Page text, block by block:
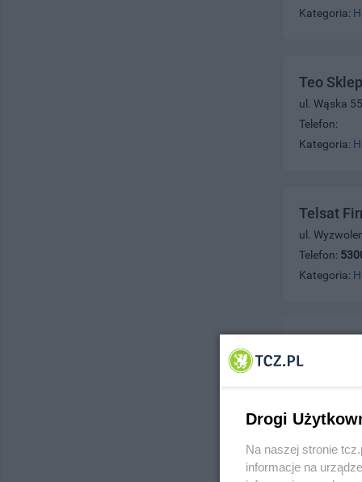
Kategoria:
Teo
ul. Wąska
Telefon:
Kategoria:
Telsat
ul.
Telefon:
Kategoria:
ul.
Drogi
Na naszej stronie
informacje na